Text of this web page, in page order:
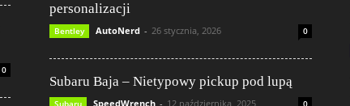
0
personalizacji
Bentley AutoNerd - 26 stycznia, 2026 0
Subaru Baja – Nietypowy pickup pod lupą
Subaru SpeedWrench - 12 października, 2025 0